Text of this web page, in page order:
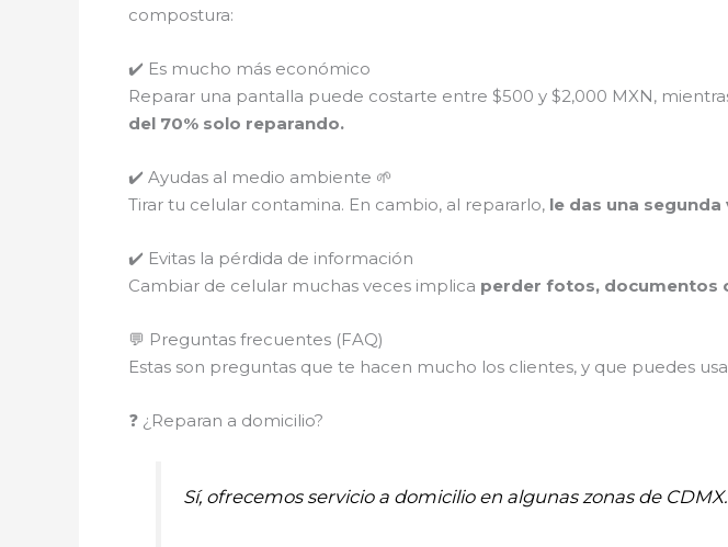
compostura:
✔️ Es mucho más económico
Reparar una pantalla puede costarte entre $500 y $2,000 MXN,
del 70% solo reparando.
✔️ Ayudas al medio ambiente 🌱
Tirar tu celular contamina. En cambio, al repararlo, le das una segunda
✔️ Evitas la pérdida de información
Cambiar de celular muchas veces implica perder fotos, documentos
💬 Preguntas frecuentes (FAQ)
Estas son preguntas que te hacen mucho los clientes, y que puedes
❓ ¿Reparan a domicilio?
Sí, ofrecemos servicio a domicilio en algunas zonas de